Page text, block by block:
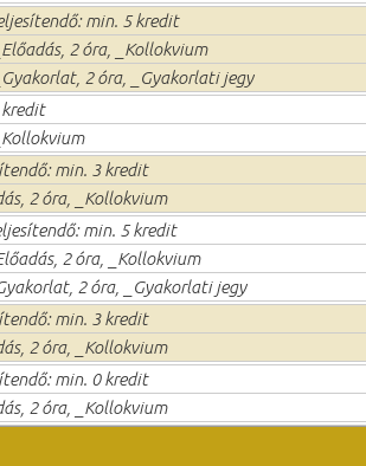
min. 5 kredit
2 óra, _Kollokvium
2 óra, _Gyakorlati jegy
kredit
min. 3 kredit
2 óra, _Kollokvium
min. 5 kredit
2 óra, _Kollokvium
2 óra, _Gyakorlati jegy
min. 3 kredit
2 óra, _Kollokvium
min. 0 kredit
2 óra, _Kollokvium